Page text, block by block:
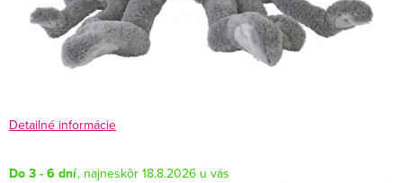
Detailné informácie
Do 3 - 6 dní 18.8.2026